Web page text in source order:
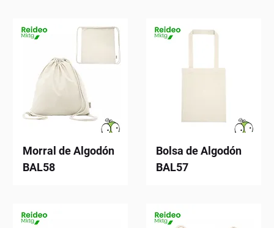
Morral de Algodón
BAL58
Bolsa de Algodón
BAL57